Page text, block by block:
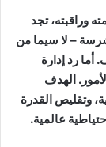
وراقبته، تجد
– لا سيما من
رد إدارة
الهدف
وتقليص القدرة
عالمية.